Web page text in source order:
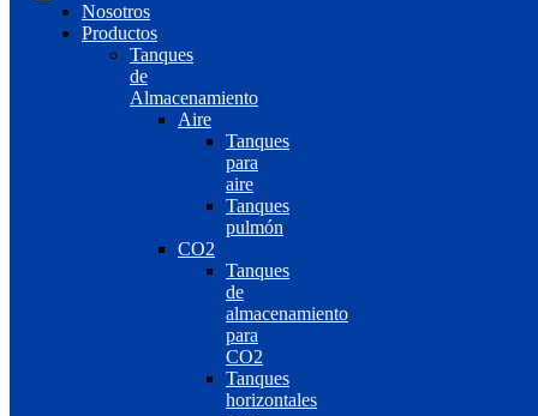
Nosotros
Productos
Tanques
de
Almacenamiento
Aire
Tanques
para
aire
Tanques
pulmón
CO2
Tanques
de
almacenamiento
para
CO2
Tanques
horizontales